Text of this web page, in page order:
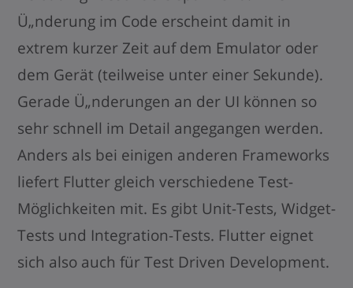
Ü„nderung im Code erscheint damit in
extrem kurzer Zeit auf dem Emulator oder
dem Gerät (teilweise unter einer Sekunde).
Gerade Ü„nderungen an der UI können so
sehr schnell im Detail angegangen werden.
Anders als bei einigen anderen Frameworks
liefert Flutter gleich verschiedene Test-
Möglichkeiten mit. Es gibt Unit-Tests, Widget-
Tests und Integration-Tests. Flutter eignet
sich also auch für Test Driven Development.